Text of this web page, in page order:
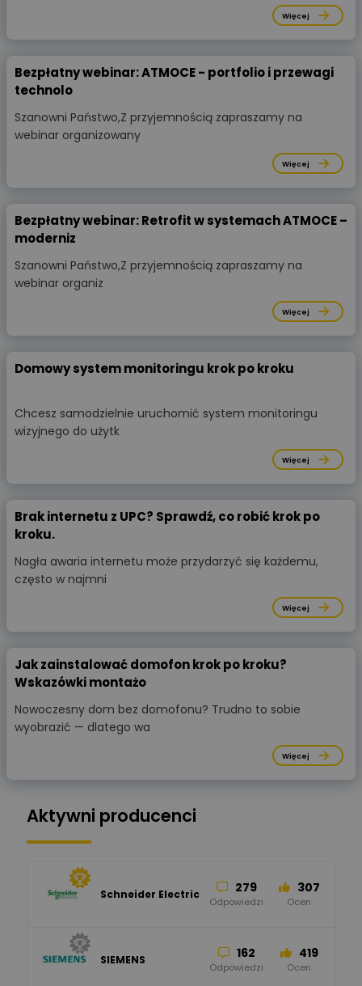
Więcej
Bezpłatny webinar: ATMOCE - portfolio i przewagi
technolo
Szanowni Państwo,Z przyjemnością zapraszamy na
webinar organizowany
Więcej
Bezpłatny webinar: Retrofit w systemach ATMOCE –
moderniz
Szanowni Państwo,Z przyjemnością zapraszamy na
webinar organiz
Więcej
Domowy system monitoringu krok po kroku
Chcesz samodzielnie uruchomić system monitoringu
wizyjnego do użytk
Więcej
Brak internetu z UPC? Sprawdź, co robić krok po
kroku.
Nagła awaria internetu może przydarzyć się każdemu,
często w najmni
Więcej
Jak zainstalować domofon krok po kroku?
Wskazówki montażo
Nowoczesny dom bez domofonu? Trudno to sobie
wyobrazić — dlatego wa
Więcej
Aktywni producenci
Schneider Electric 279
Odpowiedzi
307
Ocen
SIEMENS 162
Odpowiedzi
419
Ocen